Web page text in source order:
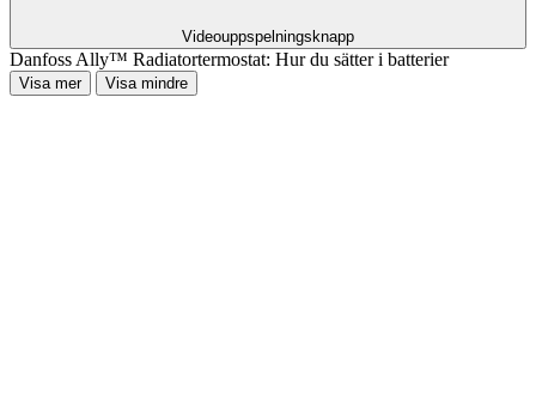
Videouppspelningsknapp
Danfoss Ally™ Radiatortermostat: Hur du sätter i batterier
Visa mer Visa mindre